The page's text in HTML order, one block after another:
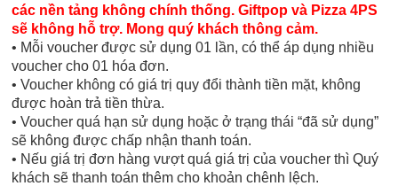
các nền tảng không chính thống. Giftpop và Pizza 4PS
sẽ không hỗ trợ. Mong quý khách thông cảm.
• Mỗi voucher được sử dụng 01 lần, có thể áp dụng nhiều
voucher cho 01 hóa đơn.
• Voucher không có giá trị quy đổi thành tiền mặt, không
được hoàn trả tiền thừa.
• Voucher quá hạn sử dụng hoặc ở trạng thái “đã sử dụng”
sẽ không được chấp nhận thanh toán.
• Nếu giá trị đơn hàng vượt quá giá trị của voucher thì Quý
khách sẽ thanh toán thêm cho khoản chênh lệch.